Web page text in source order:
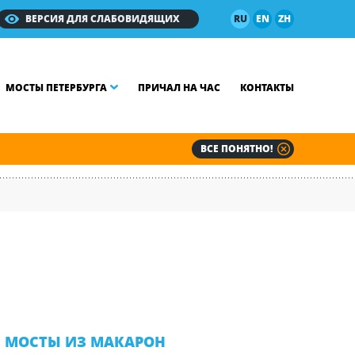
RU EN ZH
ВЕРСИЯ ДЛЯ СЛАБОВИДЯЩИХ
МОСТЫ ПЕТЕРБУРГА ПРИЧАЛ НА ЧАС КОНТАКТЫ
ВСЕ ПОНЯТНО!
МОСТЫ ИЗ МАКАРОН